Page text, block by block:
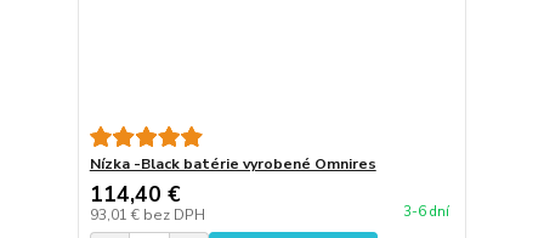
Nízka -Black batérie vyrobené Omnires
114,40 €
93,01 € bez DPH 3-6 dní